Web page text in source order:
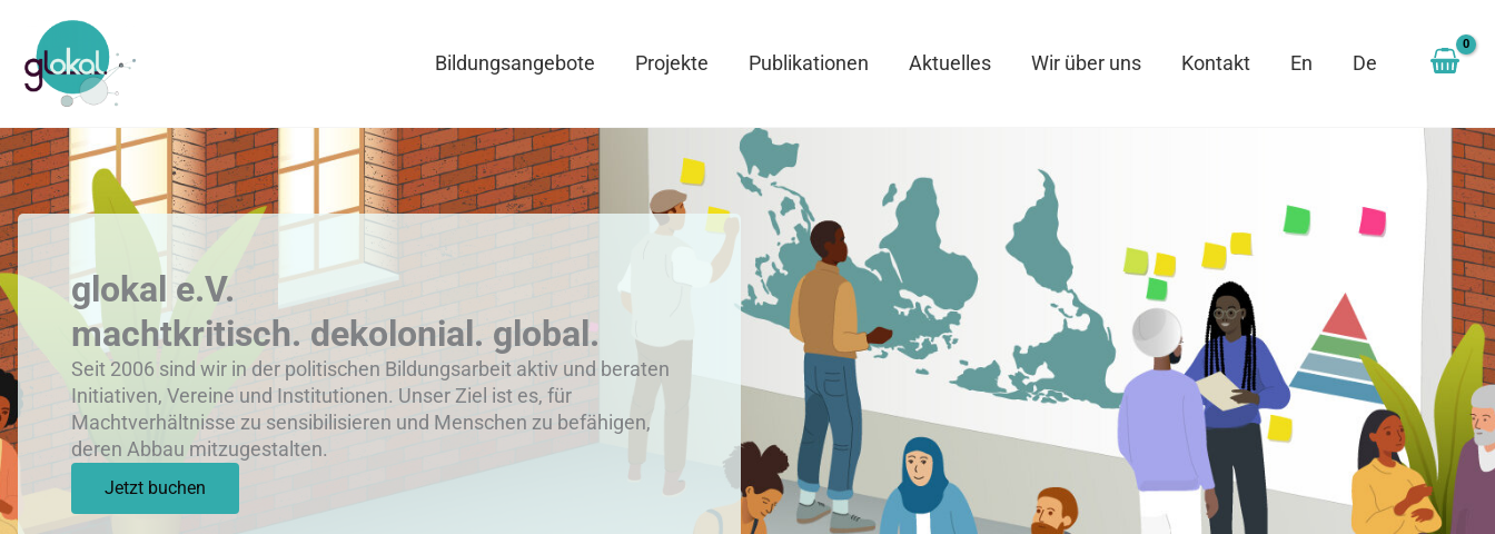
Inhalt
springen
Bildungsangebote Projekte Publikationen Aktuelles Wir über uns Kontakt En De
glokal e.V.
machtkritisch. dekolonial. global.
Seit 2006 sind wir in der politischen Bildungsarbeit aktiv und beraten
Initiativen, Vereine und Institutionen. Unser Ziel ist es, für
Machtverhältnisse zu sensibilisieren und Menschen zu befähigen,
deren Abbau mitzugestalten.
Jetzt buchen